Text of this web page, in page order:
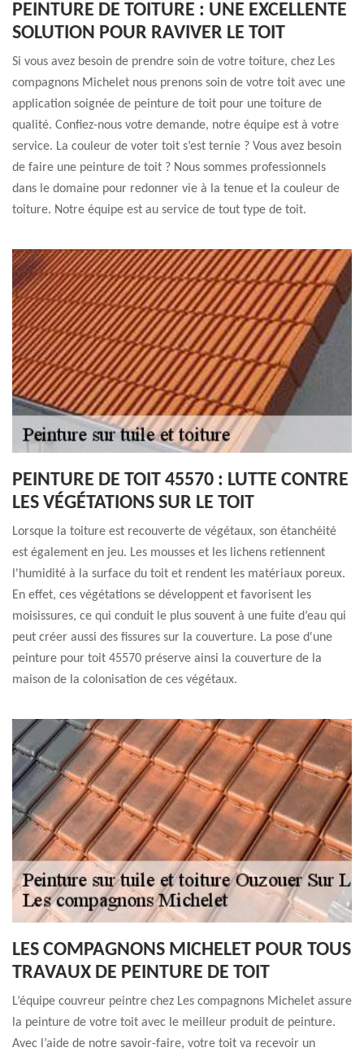
PEINTURE DE TOITURE : UNE EXCELLENTE
SOLUTION POUR RAVIVER LE TOIT
Si vous avez besoin de prendre soin de votre toiture, chez Les
compagnons Michelet nous prenons soin de votre toit avec une
application soignée de peinture de toit pour une toiture de
qualité. Confiez-nous votre demande, notre équipe est à votre
service. La couleur de voter toit s’est ternie ? Vous avez besoin
de faire une peinture de toit ? Nous sommes professionnels
dans le domaine pour redonner vie à la tenue et la couleur de
toiture. Notre équipe est au service de tout type de toit.
PEINTURE DE TOIT 45570 : LUTTE CONTRE
LES VÉGÉTATIONS SUR LE TOIT
Lorsque la toiture est recouverte de végétaux, son étanchéité
est également en jeu. Les mousses et les lichens retiennent
l'humidité à la surface du toit et rendent les matériaux poreux.
En effet, ces végétations se développent et favorisent les
moisissures, ce qui conduit le plus souvent à une fuite d’eau qui
peut créer aussi des fissures sur la couverture. La pose d'une
peinture pour toit 45570 préserve ainsi la couverture de la
maison de la colonisation de ces végétaux.
LES COMPAGNONS MICHELET POUR TOUS
TRAVAUX DE PEINTURE DE TOIT
L’équipe couvreur peintre chez Les compagnons Michelet assure
la peinture de votre toit avec le meilleur produit de peinture.
Avec l’aide de notre savoir-faire, votre toit va recevoir un